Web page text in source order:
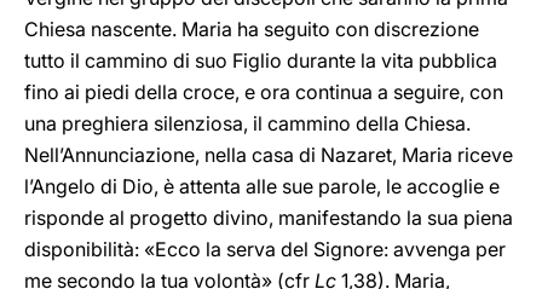
Chiesa nascente. Maria ha seguito con discrezione
tutto il cammino di suo Figlio durante la vita pubblica
fino ai piedi della croce, e ora continua a seguire, con
una preghiera silenziosa, il cammino della Chiesa.
Nell’Annunciazione, nella casa di Nazaret, Maria riceve
l’Angelo di Dio, è attenta alle sue parole, le accoglie e
risponde al progetto divino, manifestando la sua piena
disponibilità: «Ecco la serva del Signore: avvenga per
me secondo la tua volontà» (cfr Lc 1,38). Maria,